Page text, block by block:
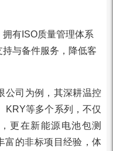
拥有ISO质量管理体系
与备件服务，降低客
公司为例，其深耕温控
KRY等多个系列，不仅
更在新能源电池包测
富的非标项目经验，体